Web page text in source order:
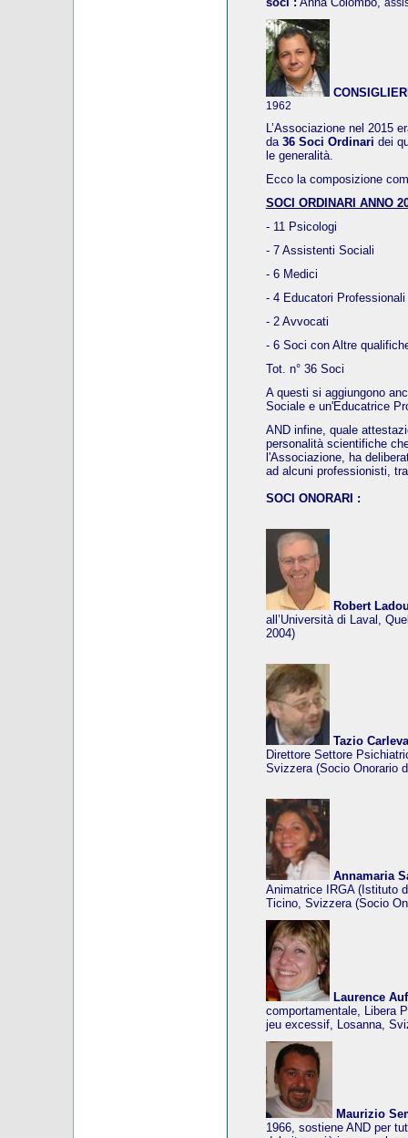
1962
L’Associazione nel 2015
da 36 Soci Ordinari dei
le generalità.
Ecco la composizione
SOCI ORDINARI ANNO
- 11 Psicologi
- 7 Assistenti Sociali
- 6 Medici
- 4 Educatori Professionali
- 2 Avvocati
- 6 Soci con Altre
Tot. n° 36 Soci
A questi si aggiungono
Sociale e un'Educatrice
AND infine, quale
personalità scientifiche
l'Associazione, ha
ad alcuni professionisti,
SOCI ONORARI :
Robert
all’Università di Laval,
2004)
Tazio
Direttore Settore
Svizzera (Socio Onorario
Annamaria
Animatrice IRGA (Istituto
Ticino, Svizzera (Socio
Laurence
comportamentale, Libera
jeu excessif, Losanna,
Maurizio
1966, sostiene AND per